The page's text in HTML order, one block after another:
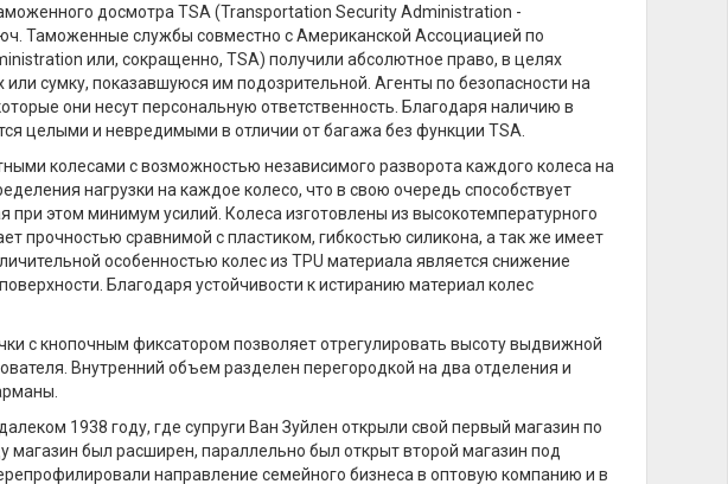
досмотра TSA (Transportation Security Administration -
Таможенные службы совместно с Американской Ассоциацией по
или, сокращенно, TSA) получили абсолютное право, в целях
сумку, показавшуюся им подозрительной. Агенты по безопасности на
они несут персональную ответственность. Благодаря наличию в
целыми и невредимыми в отличии от багажа без функции TSA.
колесами с возможностью независимого разворота каждого колеса на
нагрузки на каждое колесо, что в свою очередь способствует
этом минимум усилий. Колеса изготовлены из высокотемпературного
прочностью сравнимой с пластиком, гибкостью силикона, а так же имеет
особенностью колес из TPU материала является снижение
Благодаря устойчивости к истиранию материал колес
с кнопочным фиксатором позволяет отрегулировать высоту выдвижной
Внутренний объем разделен перегородкой на два отделения и
1938 году, где супруги Ван Зуйлен открыли свой первый магазин по
магазин был расширен, параллельно был открыт второй магазин под
направление семейного бизнеса в оптовую компанию и в